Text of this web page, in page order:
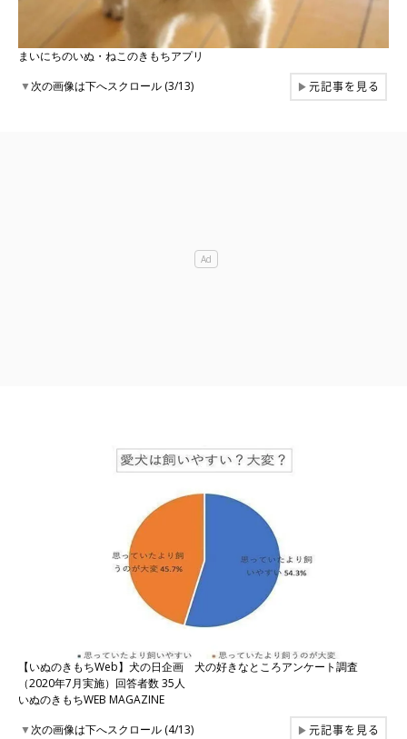
まいにちのいぬ・ねこのきもちアプリ
▼次の画像は下へスクロール (3/13) ▶元記事を見る
【いぬのきもちWeb】犬の日企画 犬の好きなところアンケート調査
（2020年7月実施）回答者数 35人
いぬのきもちWEB MAGAZINE
▼次の画像は下へスクロール (4/13) ▶元記事を見る